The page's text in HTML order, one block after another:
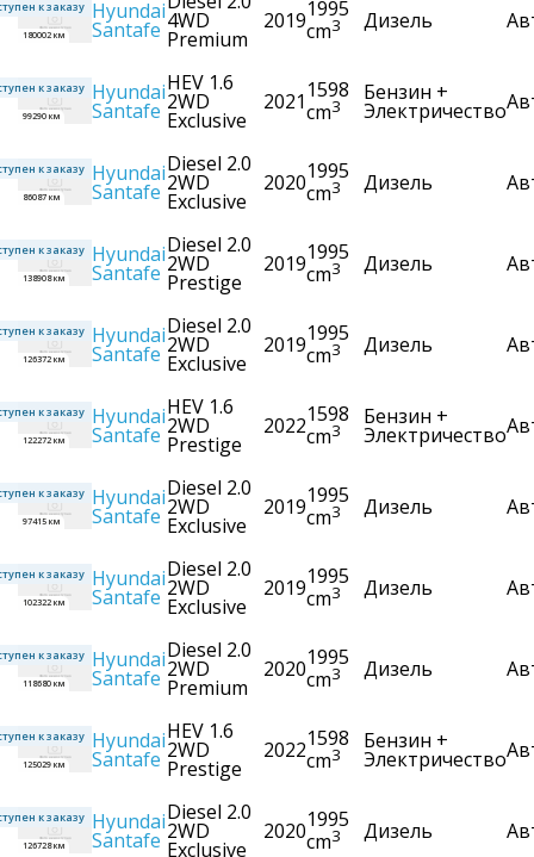
к заказу
180002 км
Hyundai
Santafe 4WD
Premium
20191995
cm3 Дизель
к заказу
99290 км
Hyundai
Santafe
HEV 1.6
2WD
Exclusive
2021 1598
cm3
Бензин +
Электричество
к заказу
86087 км
Hyundai
Santafe
Diesel 2.0
2WD
Exclusive
20201995
cm3 Дизель
к заказу
138908 км
Hyundai
Santafe
Diesel 2.0
2WD
Prestige
20191995
cm3 Дизель
к заказу
126372 км
Hyundai
Santafe
Diesel 2.0
2WD
Exclusive
20191995
cm3 Дизель
к заказу
122272 км
Hyundai
Santafe
HEV 1.6
2WD
Prestige
20221598
cm3
Бензин +
Электричество
к заказу
97415 км
Hyundai
Santafe
Diesel 2.0
2WD
Exclusive
20191995
cm3 Дизель
к заказу
102322 км
Hyundai
Santafe
Diesel 2.0
2WD
Exclusive
20191995
cm3 Дизель
к заказу
118680 км
Hyundai
Santafe
Diesel 2.0
2WD
Premium
20201995
cm3 Дизель
к заказу
125029 км
Hyundai
Santafe
HEV 1.6
2WD
Prestige
20221598
cm3
Бензин +
Электричество
к заказу
126728 км
Hyundai
Santafe
Diesel 2.0
2WD
Exclusive
20201995
cm3 Дизель